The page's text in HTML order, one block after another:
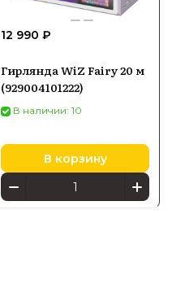
12 990 ₽
Гирлянда WiZ Fairy 20 м
(929004101222)
В наличии: 10
В корзину